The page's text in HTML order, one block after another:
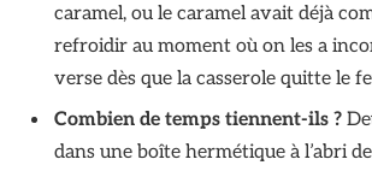
caramel, ou le caramel avait déjà
refroidir au moment où on les a
verse dès que la casserole quitte le
Combien de temps tiennent-ils ?
dans une boîte hermétique à l’abri